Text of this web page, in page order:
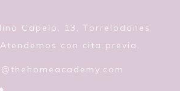
Capelo, 13, Torrelodones
con cita previa.